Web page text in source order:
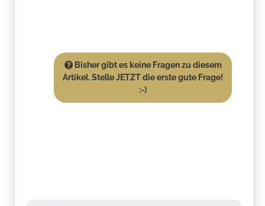
Bisher gibt es keine Fragen zu diesem
Artikel. Stelle JETZT die erste gute Frage!
:-)